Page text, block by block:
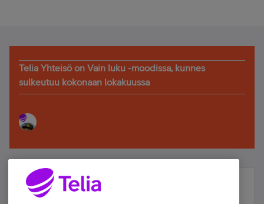
Telia Yhteisö on Vain luku -moodissa, kunnes
sulkeutuu kokonaan lokakuussa
Älä jää paitsi – osallistu ja voita!